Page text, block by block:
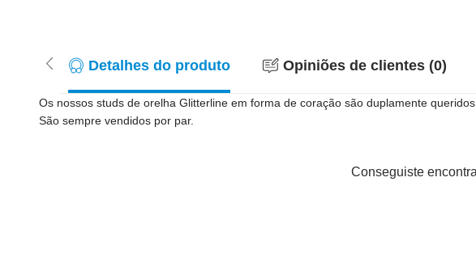
Detalhes do produto Opiniões de clientes (0)
Os nossos studs de orelha Glitterline em forma de coração são duplamente
São sempre vendidos por par.
Conseguiste